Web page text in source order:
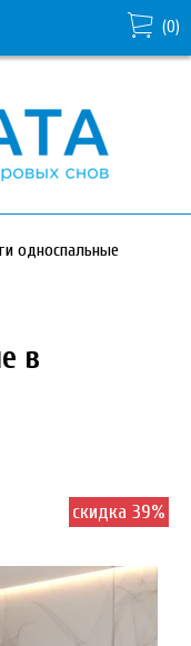
(0)
односпальные
в
скидка 39%